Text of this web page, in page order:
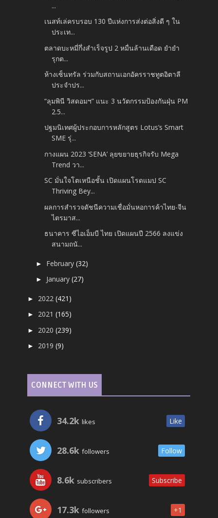
...
เนสท์เล่ครบรอบ 130 ปีแห่งการส่งต่อสิ่งดี ๆ ใน
ประเท...
ตลาดบะหมี่กึ่งสำเร็จรูป 2 หมื่นล้านเดือด ยำยำ
รุกต...
ห้างเซ็นทรัล ร่วมกับสถานเอกอัครราชทูตอิตาลี
ประจำปร...
“ลุมพินี วิสดอมฯ” แนะ 3 นวัตกรรมป้องกันฝุ่น PM
2.5...
ปฐมนิเทศผู้ประกอบการหลักสูตร Lotus’s Smart
SME รุ่...
กางแผน 2023 ‘SENA’ ลุยขยายธุรกิจรับ Mega
Trend วา...
SC มั่นใจโตเหนือชั้น เปิดแผนโรดแมป SC
Thriving Bey...
ผลการสำรวจดัชนีความเชื่อมั่นหอการค้าไทย-จีน
ไตรมาส...
ธนาคาร ซีไอเอ็มบี ไทย เปิดแผนปี 2566 ลงแข่ง
สนามถนั...
► February(32)
► January(27)
► 2022(421)
► 2021(165)
► 2020(239)
► 2019(9)
CONNECT WITH US
34.2k likes Like
28.6k followers Follow
8.6k subscribers Subscribe
17.3k followers +1